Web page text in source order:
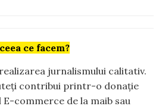
ce facem?
jurnalismului calitativ.
contribui printr-o donație
commerce de la maib sau